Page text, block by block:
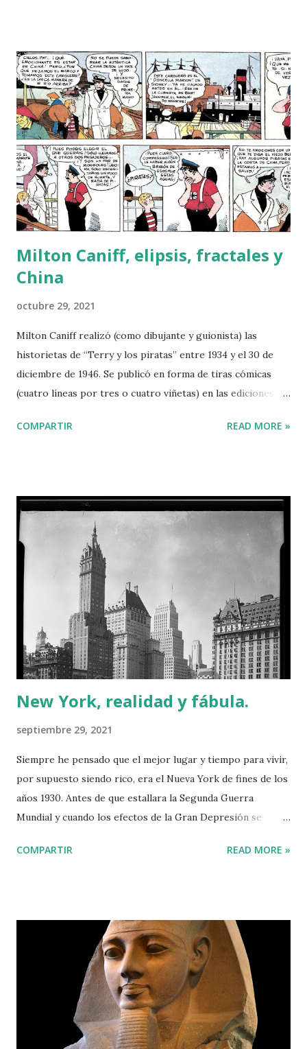
antes de su muerte, el 21/11/1874. El cuadro (fascinante e
inacabado) muestra a a sus hijos, Maria Luisa y Mariano.
Este último jugando con telas, presumiblemente de la
magnífica colección de su madre Cecilia Madrazo, hija del
pintor Federico Madrazo. Las colecciones de telas eran una
afición extendida por entonces entre las clases pudientes
de toda Europa. "Los hijos del pintor en el salón japonés" .
Mariano Fortuny y Marsal, 1874. Cortesía del Museo del
Prado. Mar...
Milton Caniff, elipsis, fractales y
China
octubre 29, 2021
Milton Caniff realizó (como dibujante y guionista) las
historietas de “Terry y los piratas” entre 1934 y el 30 de
diciembre de 1946. Se publicó en forma de tiras cómicas
(cuatro líneas por tres o cuatro viñetas) en las ediciones,
todos los Estados Unidos. Llegó a ser leída por 31 millones
Chicago Tribune-New York News Syndicate . Patterson,
que había estado en China, como corresponsal de Hearst, al
final de la rebelión de los Boxers , hizo el encargo a Caniff
de una tira cómica que se desarrollara en China. En Estados
Unidos, desde mediados del siglo XIX, siempre hubo un
gran interés por incorporar a China a su órbita de
influencia. Viñetas iniciales de "Terry y los piratas". Milton
Caniff. Norma Editorial, 1991. La obra de Caniff tiene gran
im...
COMPARTIR READ MORE »
New York, realidad y fábula.
septiembre 29, 2021
Siempre he pensado que el mejor lugar y tiempo para vivir,
por supuesto siendo rico, era el Nueva York de fines de los
años 1930. Antes de que estallara la Segunda Guerra
Mundial y cuando los efectos de la Gran Depresión se
un patricio benévolo y astuto. Al que, por cierto, sus
capitalista. Estados Unidos era entonces el país de las
oportunidades, todavía funcionaba (relativamente) el
“ascensor social” . Las clases medias, que habían nacido en
los años 1920, y cuyas expectativas fueron destruidas en
1929, habían vuelto a remontar. Se trataba de personas que
podían vivir de su profesión u oficio con relativa holgura. A
COMPARTIR READ MORE »